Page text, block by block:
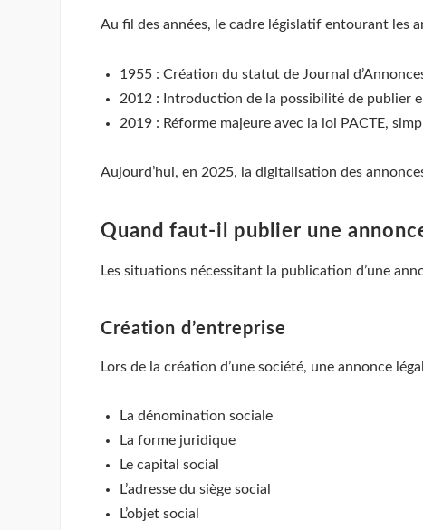
Au fil des années, le cadre législatif entourant les
1955 : Création du statut de Journal
2012 : Introduction de la possibilité de publier
2019 : Réforme majeure avec la loi PACTE,
Aujourd’hui, en 2025, la digitalisation des
Quand faut-il publier une
Les situations nécessitant la publication d’une
Création d’entreprise
Lors de la création d’une société, une annonce
La dénomination sociale
La forme juridique
Le capital social
L’adresse du siège social
L’objet social